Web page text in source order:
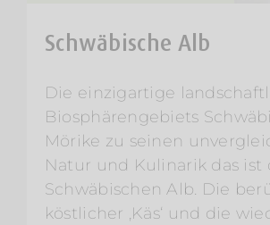
Schwäbische Alb
Die einzigartige
Biosphärengebiets
Mörike zu seinen
Natur und Kulinarik das ist
Schwäbischen Alb. Die
köstlicher ‚Käs‘ und die